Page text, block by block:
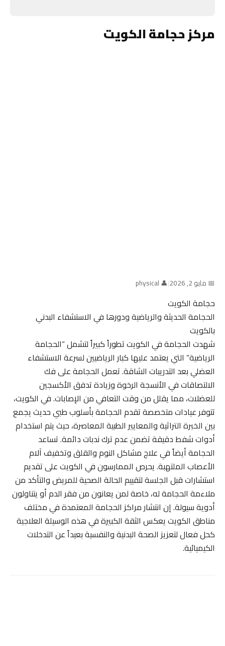
مركز حجامة الكويت
📅 مايو 2, 2026 |
👤 physical
حجامة الكويت
الحجامة الحديثة والرياضية ودورها في الاستشفاء البدني
بالكويت
شهدت الحجامة في الكويت تطوراً كبيراً لتشمل “الحجامة
الرياضية” التي يعتمد عليها كبار الرياضيين لسرعة الاستشفاء
العضلي بعد التدريبات الشاقة. تعمل الحجامة على فك
الالتصاقات في الأنسجة الرخوة وزيادة تدفق الأكسجين
للعضلات، مما يقلل من وقت التعافي من الإصابات. في الكويت،
تتوفر عيادات متخصصة تقدم الحجامة بأسلوب طبي حديث يجمع
بين الخبرة التراثية والمعايير الطبية المعاصرة، حيث يتم استخدام
أدوات شفط دقيقة تضمن عدم ترك ندبات دائمة. تساعد
الحجامة أيضاً في علاج مشاكل النوم والقلق وتخفيف آلام
الأعصاب الملتهبة. يحرص الممارسون في الكويت على تقديم
استشارات قبل الجلسة لتقييم الحالة الصحية للمريض والتأكد من
ملاءمة الحجامة له، خاصة لمن يعانون من فقر الدم أو يتناولون
أدوية سيولة. إن انتشار مراكز الحجامة المعتمدة في مختلف
مناطق الكويت يعكس الثقة الكبيرة في هذه الوسيلة العلاجية
كحل فعال لتعزيز الصحة البدنية والنفسية بعيداً عن التدخلات
الكيميائية.